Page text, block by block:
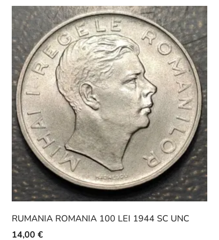
RUMANIA ROMANIA 100 LEI 1944 SC UNC
14,00 €